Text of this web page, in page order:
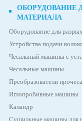
ОБОРУДОВАНИЕ
МАТЕРИАЛА
Оборудование для
Устройства подачи
Чесальный машины с
Чесальные машины
Преобразователи прочеса
Иглопробивные машины
Каландр
Сушильные машины для